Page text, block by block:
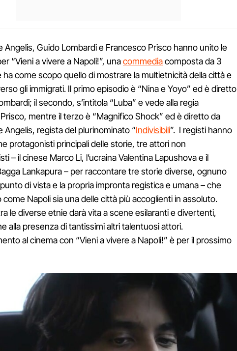
Angelis, Guido Lombardi e Francesco Prisco hanno unito le
“Vieni a vivere a Napoli!”, unacommediacomposta da 3
ha come scopo quello di mostrare la multietnicità della città e
gli immigrati. Il primo episodio è “Nina e Yoyo” ed è diretto
il secondo, s’intitola “Luba” e vede alla regia
mentre il terzo è “Magnifico Shock” ed è diretto da
Angelis, regista del plurinominato “Indivisibili”. I registi hanno
protagonisti principali delle storie, tre attori non
– il cinese Marco Li, l’ucraina Valentina Lapushova e il
Lankapura – per raccontare tre storie diverse, ognuno
di vista e la propria impronta registica e umana – che
Napoli sia una delle città più accoglienti in assoluto.
le diverse etnie darà vita a scene esilaranti e divertenti,
alla presenza di tantissimi altri talentuosi attori.
al cinema con “Vieni a vivere a Napoli!” è per il prossimo